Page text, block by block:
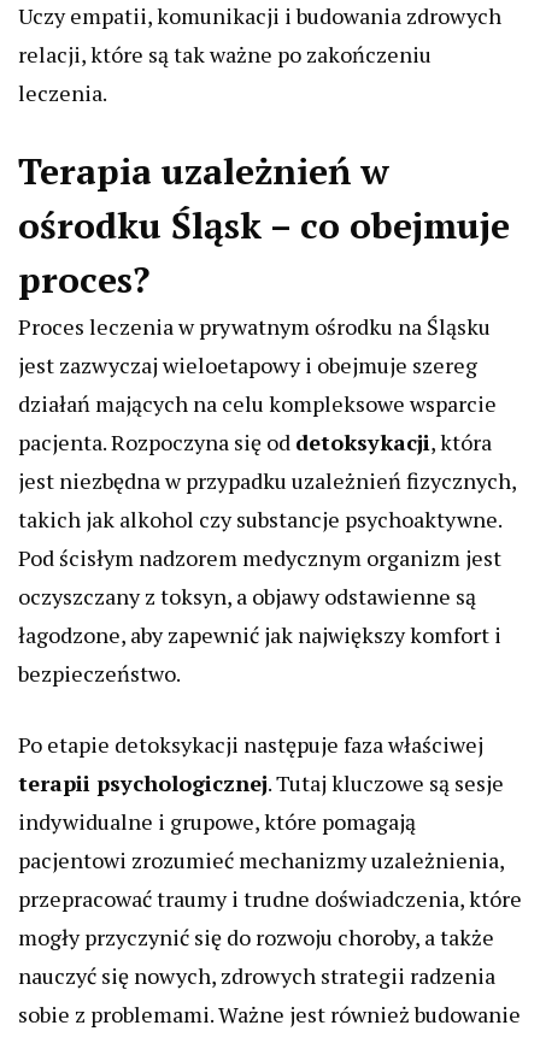
Uczy empatii, komunikacji i budowania zdrowych
relacji, które są tak ważne po zakończeniu
leczenia.
Terapia uzależnień w
ośrodku Śląsk – co obejmuje
proces?
Proces leczenia w prywatnym ośrodku na Śląsku
jest zazwyczaj wieloetapowy i obejmuje szereg
działań mających na celu kompleksowe wsparcie
pacjenta. Rozpoczyna się od detoksykacji, która
jest niezbędna w przypadku uzależnień fizycznych,
takich jak alkohol czy substancje psychoaktywne.
Pod ścisłym nadzorem medycznym organizm jest
oczyszczany z toksyn, a objawy odstawienne są
łagodzone, aby zapewnić jak największy komfort i
bezpieczeństwo.
Po etapie detoksykacji następuje faza właściwej
terapii psychologicznej. Tutaj kluczowe są sesje
indywidualne i grupowe, które pomagają
pacjentowi zrozumieć mechanizmy uzależnienia,
przepracować traumy i trudne doświadczenia, które
mogły przyczynić się do rozwoju choroby, a także
nauczyć się nowych, zdrowych strategii radzenia
sobie z problemami. Ważne jest również budowanie